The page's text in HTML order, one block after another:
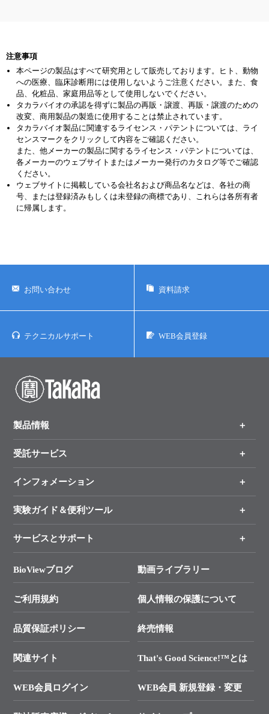
注意事項
本ページの製品はすべて研究用として販売しております。ヒト、動物
への医療、臨床診断用には使用しないようご注意ください。また、食
品、化粧品、家庭用品等として使用しないでください。
タカラバイオの承認を得ずに製品の再販・譲渡、再販・譲渡のための
改変、商用製品の製造に使用することは禁止されています。
タカラバイオ製品に関連するライセンス・パテントについては、ライ
センスマークをクリックして内容をご確認ください。
また、他メーカーの製品に関するライセンス・パテントについては、
各メーカーのウェブサイトまたはメーカー発行のカタログ等でご確認
ください。
ウェブサイトに掲載している会社名および商品名などは、各社の商
号、または登録済みもしくは未登録の商標であり、これらは各所有者
に帰属します。
お問い合わせ 資料請求
テクニカルサポート WEB会員登録
製品情報
製品一覧
手法から製品を探す
新製品情報
受託サービス
オンライン注文
インフォメーション
キャンペーン
タカラバイオ各種会員募集のお知らせ
終売製品のお知らせ
価格改定のご案内
タカラバイオ発表文献
実験ガイド＆便利ツール
リアルタイムPCR実験のススメ
幹細胞・再生医療研究ガイド
クローニング実験ガイド
SMARTer NGSポータルサイト
プライマー設計
制限酵素切断サイトの検索
ユーザーズボイス集
サービスとサポート
総合お問い合わせ
├ 実験コンシェルジュ
├ 受託サービスお問い合わせ
└ カスタム製造お問い合わせ
BioViewブログ 動画ライブラリー
ご利用規約 個人情報の保護について
品質保証ポリシー 終売情報
関連サイト That's Good Science!™とは
WEB会員ログイン WEB会員 新規登録・変更